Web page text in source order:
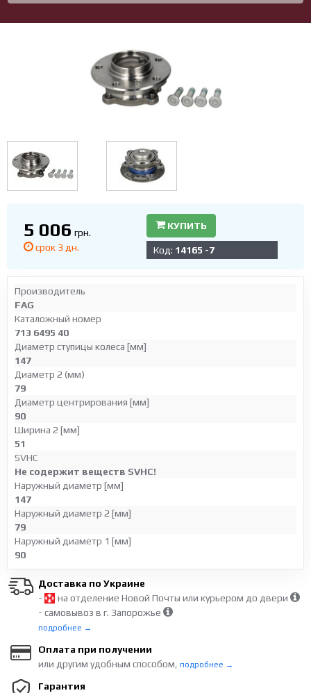
5 006 грн.
срок 3 дн.
КУПИТЬ
Код: 14165 -7
Производитель
FAG
Каталожный номер
713 6495 40
Диаметр ступицы колеса [мм]
147
Диаметр 2 (мм)
79
Диаметр центрирования [мм]
90
Ширина 2 [мм]
51
SVHC
Не содержит веществ SVHC!
Наружный диаметр [мм]
147
Наружный диаметр 2 [мм]
79
Наружный диаметр 1 [мм]
90
Доставка по Украине
-
на отделение Новой Почты или курьером до двери
- самовывоз в г. Запорожье
подробнее →
Оплата при получении
или другим удобным способом,
подробнее →
Гарантия